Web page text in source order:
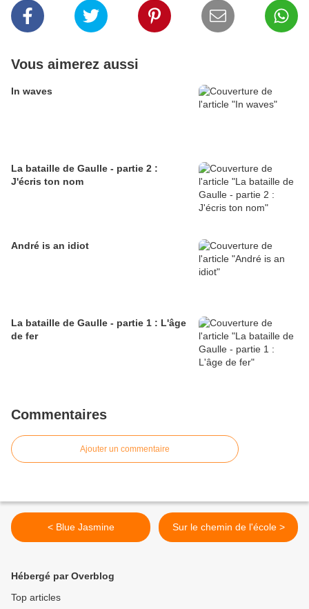
Vous aimerez aussi
In waves
La bataille de Gaulle - partie 2 :
J'écris ton nom
André is an idiot
La bataille de Gaulle - partie 1 : L'âge
de fer
Commentaires
Ajouter un commentaire
< Blue Jasmine Sur le chemin de l'école >
Hébergé par Overblog
Top articles